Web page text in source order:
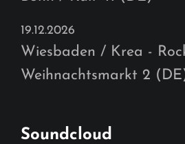
19.12.2026
Wiesbaden / Krea -
Weihnachtsmarkt 2
Soundcloud